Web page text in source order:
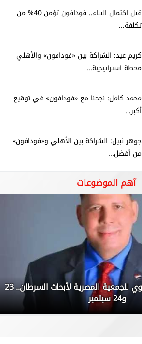
قبل اكتمال البناء.. فودافون تؤمن 40% من
تكلفة...
كريم عيد: الشراكة بين «فودافون» والأهلي
محطة استراتيجية...
محمد كامل: نجحنا مع «فودافون» في توقيع
أكبر...
جوهر نبيل: الشراكة بين الأهلي و«فودافون»
من أفضل...
آهم الموضوعات
انطلاق المؤتمر السنوي للجمعية المصرية لأبحاث السرطان.. 23
و24 سبتمبر